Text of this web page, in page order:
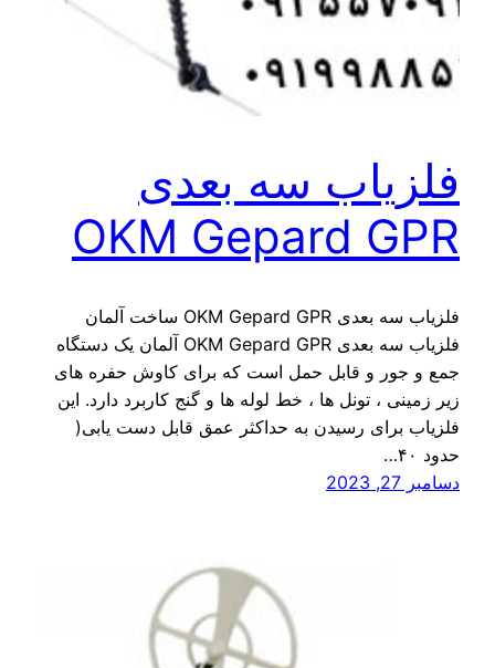
فلزیاب سه بعدی
OKM Gepard GPR
فلزیاب سه بعدی OKM Gepard GPR ساخت آلمان
فلزیاب سه بعدی OKM Gepard GPR آلمان یک دستگاه
جمع و جور و قابل حمل است که برای کاوش حفره های
زیر زمینی ، تونل ها ، خط لوله ها و گنج کاربرد دارد. این
فلزیاب برای رسیدن به حداکثر عمق قابل دست یابی(
حدود ۴۰…
دسامبر 27, 2023